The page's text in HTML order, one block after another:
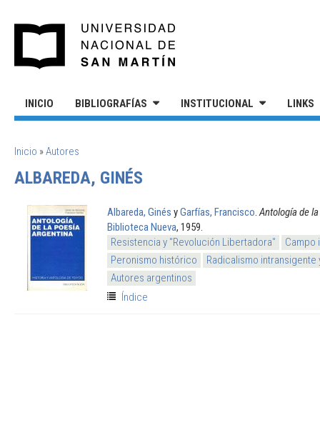
INICIO BIBLIOGRAFÍAS INSTITUCIONAL LINKS
SE ENCUENTRA USTED AQUÍ
Inicio »Autores
ALBAREDA, GINÉS
Albareda, Ginés yGarfías, Francisco Antología de
Biblioteca Nueva, 1959.
Resistencia y "Revolución Libertadora"
Campo
Peronismo histórico
Radicalismo
Autores argentinos
Índice